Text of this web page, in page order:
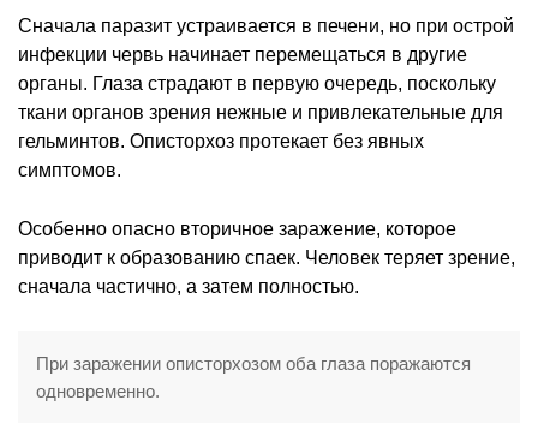
Сначала паразит устраивается в печени, но при острой
инфекции червь начинает перемещаться в другие
органы. Глаза страдают в первую очередь, поскольку
ткани органов зрения нежные и привлекательные для
гельминтов. Описторхоз протекает без явных
симптомов.
Особенно опасно вторичное заражение, которое
приводит к образованию спаек. Человек теряет зрение,
сначала частично, а затем полностью.
При заражении описторхозом оба глаза поражаются
одновременно.